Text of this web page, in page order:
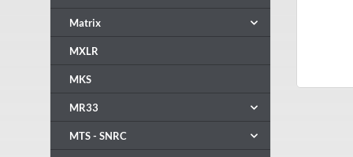
Matrix
MXLR
MKS
MR33
MTS - SNRC